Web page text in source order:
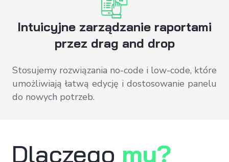
Intuicyjne zarządzanie raportami
przez drag and drop
Stosujemy rozwiązania no-code i low-code, które
umożliwiają łatwą edycję i dostosowanie panelu
do nowych potrzeb.
Dlaczego my?